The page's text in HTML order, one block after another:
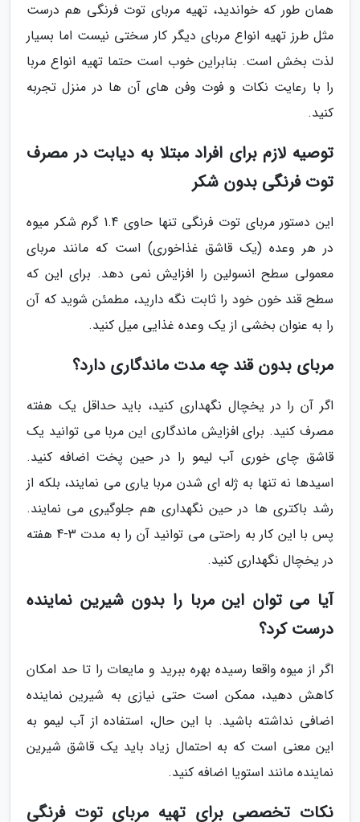
همان طور که خواندید، تهیه مربای توت فرنگی هم درست
مثل طرز تهیه انواع مربای دیگر کار سختی نیست اما بسیار
لذت بخش است. بنابراین خوب است حتما تهیه انواع مربا
را با رعایت نکات و فوت وفن های آن ها در منزل تجربه
کنید.
توصیه لازم برای افراد مبتلا به دیابت در مصرف
توت فرنگی بدون شکر
این دستور مربای توت فرنگی تنها حاوی 1.4 گرم شکر میوه
در هر وعده (یک قاشق غذاخوری) است که مانند مربای
معمولی سطح انسولین را افزایش نمی دهد. برای این که
سطح قند خون خود را ثابت نگه دارید، مطمئن شوید که آن
را به عنوان بخشی از یک وعده غذایی میل کنید.
مربای بدون قند چه مدت ماندگاری دارد؟
اگر آن را در یخچال نگهداری کنید، باید حداقل یک هفته
مصرف کنید. برای افزایش ماندگاری این مربا می توانید یک
قاشق چای خوری آب لیمو را در حین پخت اضافه کنید.
اسیدها نه تنها به ژله ای شدن مربا یاری می نمایند، بلکه از
رشد باکتری ها در حین نگهداری هم جلوگیری می نمایند.
پس با این کار به راحتی می توانید آن را به مدت 3-4 هفته
در یخچال نگهداری کنید.
آیا می توان این مربا را بدون شیرین نماینده
درست کرد؟
اگر از میوه واقعا رسیده بهره ببرید و مایعات را تا حد امکان
کاهش دهید، ممکن است حتی نیازی به شیرین نماینده
اضافی نداشته باشید. با این حال، استفاده از آب لیمو به
این معنی است که به احتمال زیاد باید یک قاشق شیرین
نماینده مانند استویا اضافه کنید.
نکات تخصصی برای تهیه مربای توت فرنگی